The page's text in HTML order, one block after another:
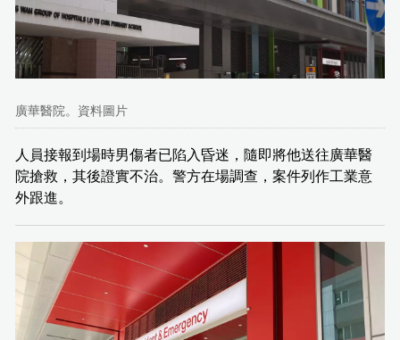
廣華醫院。資料圖片
人員接報到場時男傷者已陷入昏迷，隨即將他送往廣華醫
院搶救，其後證實不治。警方在場調查，案件列作工業意
外跟進。